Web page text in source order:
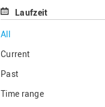
Laufzeit
All
Current
Past
Time range